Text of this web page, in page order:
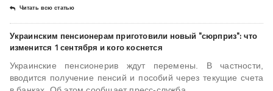
Читать всю статью
​Украинским пенсионерам приготовили новый "сюрприз": что
изменится 1 сентября и кого коснется
Украинские пенсионерив ждут перемены. В частности,
вводится получение пенсий и пособий через текущие счета